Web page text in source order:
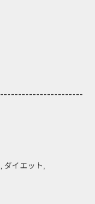
ダイエット